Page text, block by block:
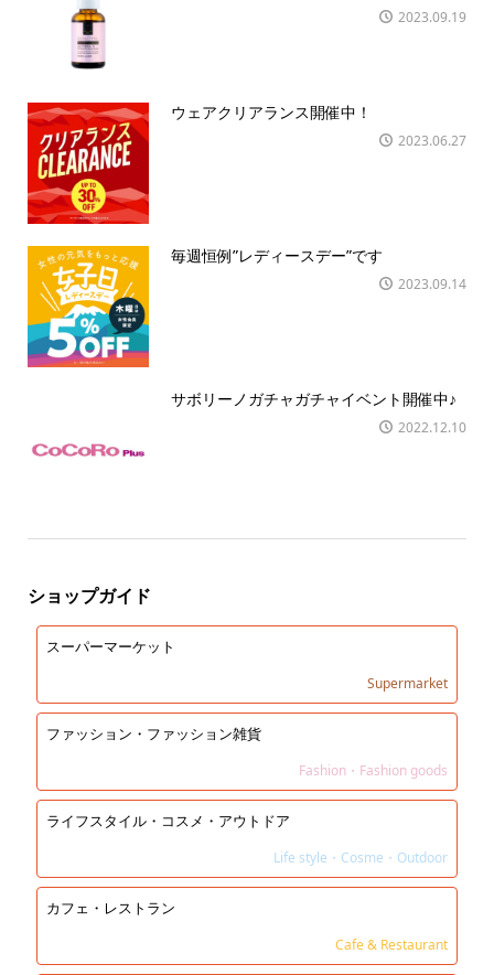
2023.09.19
ウェアクリアランス開催中！
2023.06.27
毎週恒例”レディースデー”です
2023.09.14
サボリーノガチャガチャイベント開催中♪
2022.12.10
ショップガイド
スーパーマーケット
Supermarket
ファッション・ファッション雑貨
Fashion・Fashion goods
ライフスタイル・コスメ・アウトドア
Life style・Cosme・Outdoor
カフェ・レストラン
Cafe & Restaurant